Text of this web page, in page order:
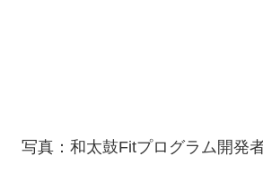
写真：和太鼓Fitプログラム開発